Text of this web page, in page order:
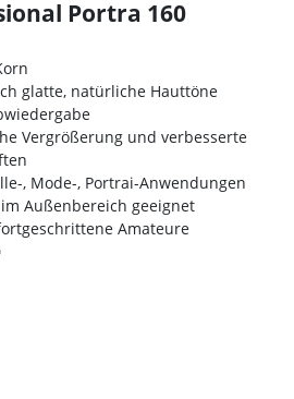
Portra 160
glatte, natürliche Hauttöne
Vergrößerung und verbesserte
, Mode-, Portrai-Anwendungen
Außenbereich geeignet
Amateure